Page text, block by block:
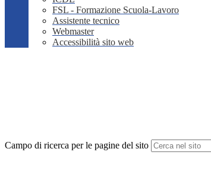
FSL - Formazione Scuola-Lavoro
Assistente tecnico
Webmaster
Accessibilità sito web
Campo di ricerca per le pagine del sito